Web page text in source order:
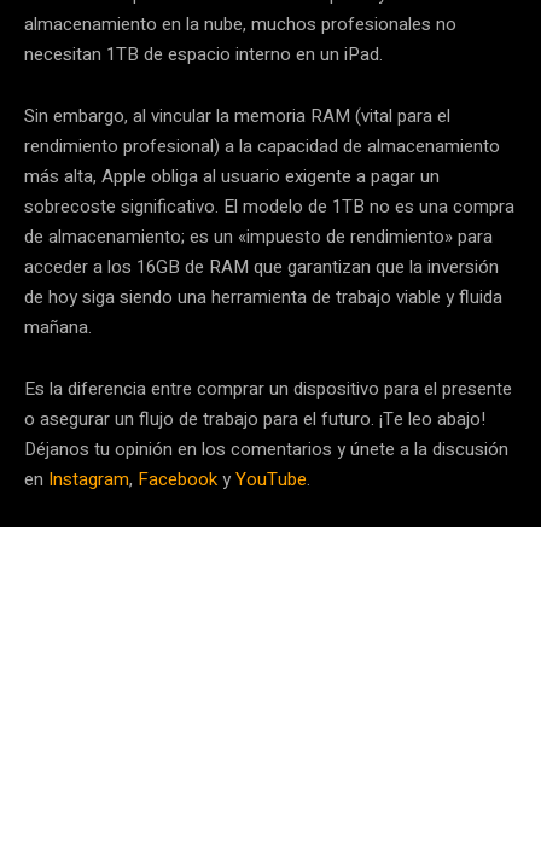
almacenamiento en la nube, muchos profesionales no
necesitan 1TB de espacio interno en un iPad.
Sin embargo, al vincular la memoria RAM (vital para el
rendimiento profesional) a la capacidad de almacenamiento
más alta, Apple obliga al usuario exigente a pagar un
sobrecoste significativo. El modelo de 1TB no es una compra
de almacenamiento; es un «impuesto de rendimiento» para
acceder a los 16GB de RAM que garantizan que la inversión
de hoy siga siendo una herramienta de trabajo viable y fluida
mañana.
Es la diferencia entre comprar un dispositivo para el presente
o asegurar un flujo de trabajo para el futuro. ¡Te leo abajo!
Déjanos tu opinión en los comentarios y únete a la discusión
en Instagram, FacebookyYouTube.